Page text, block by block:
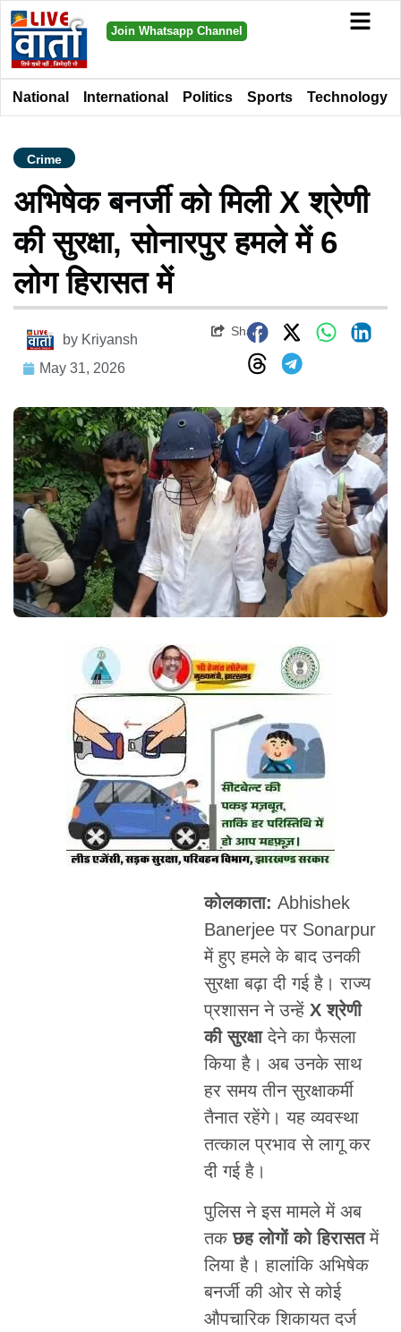
Join Whatsapp Channel
National International Politics Sports Technology
Crime
अभिषेक बनर्जी को मिली X श्रेणी
की सुरक्षा, सोनारपुर हमले में 6
लोग हिरासत में
by Kriyansh
May 31, 2026
Share
कोलकाता: Abhishek
Banerjee पर Sonarpur
में हुए हमले के बाद उनकी
सुरक्षा बढ़ा दी गई है। राज्य
प्रशासन ने उन्हें X श्रेणी
की सुरक्षादेने का फैसला
किया है। अब उनके साथ
हर समय तीन सुरक्षाकर्मी
तैनात रहेंगे। यह व्यवस्था
तत्काल प्रभाव से लागू कर
दी गई है।
पुलिस ने इस मामले में अब
तकछह लोगों को हिरासतमें
लिया है। हालांकि अभिषेक
बनर्जी की ओर से कोई
औपचारिक शिकायत दर्ज